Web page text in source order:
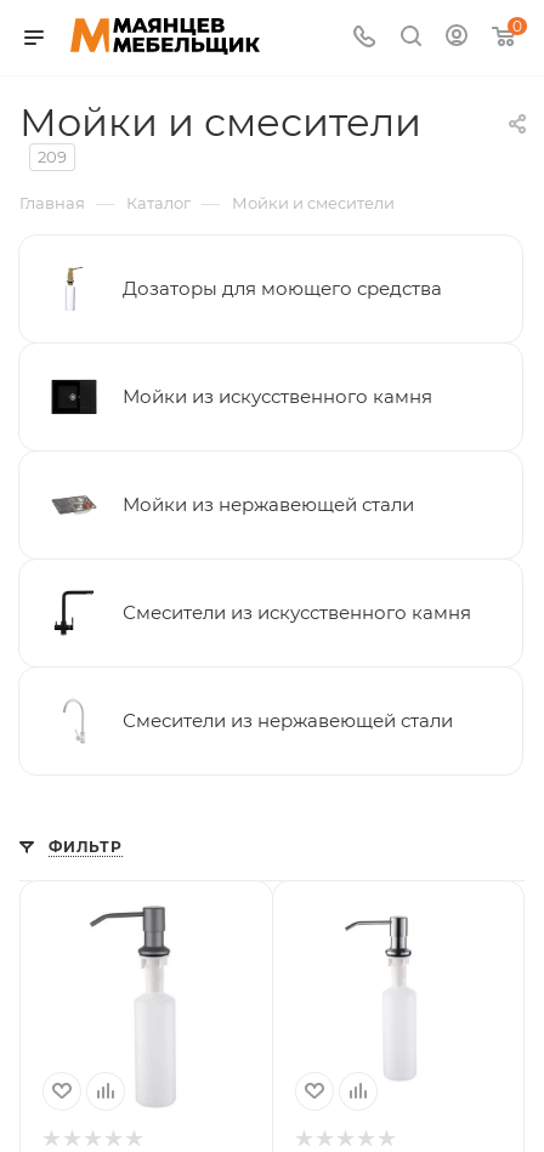
0
Мойки и смесители
209
Главная — Каталог — Мойки и смесители
Дозаторы для моющего средства
Мойки из искусственного камня
Мойки из нержавеющей стали
Смесители из искусственного камня
Смесители из нержавеющей стали
ФИЛЬТР